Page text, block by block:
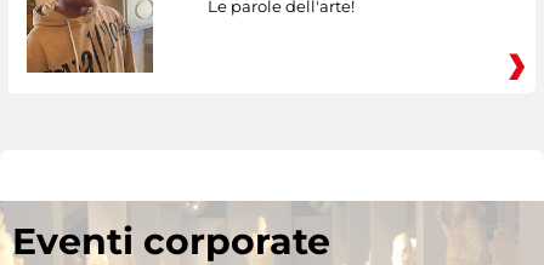
Le parole dell'arte!
Eventi corporate